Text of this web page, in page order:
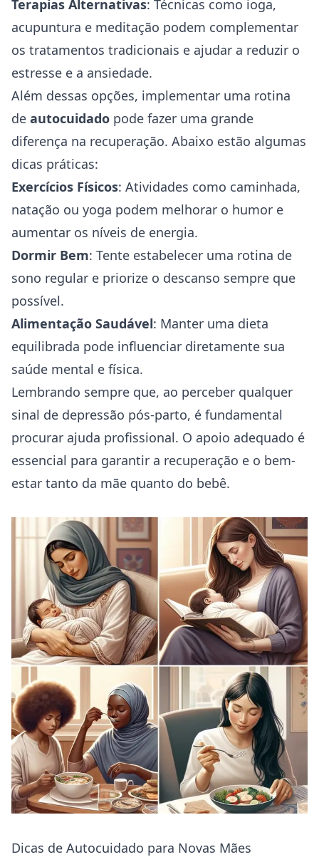
Terapias Alternativas: Técnicas como ioga,
acupuntura e meditação podem complementar
os tratamentos tradicionais e ajudar a reduzir o
estresse e a ansiedade.
Além dessas opções, implementar uma rotina
de autocuidado pode fazer uma grande
diferença na recuperação. Abaixo estão algumas
dicas práticas:
Exercícios Físicos: Atividades como caminhada,
natação ou yoga podem melhorar o humor e
aumentar os níveis de energia.
Dormir Bem: Tente estabelecer uma rotina de
sono regular e priorize o descanso sempre que
possível.
Alimentação Saudável: Manter uma dieta
equilibrada pode influenciar diretamente sua
saúde mental e física.
Lembrando sempre que, ao perceber qualquer
sinal de depressão pós-parto, é fundamental
procurar ajuda profissional. O apoio adequado é
essencial para garantir a recuperação e o bem-
estar tanto da mãe quanto do bebê.
Dicas de Autocuidado para Novas Mães